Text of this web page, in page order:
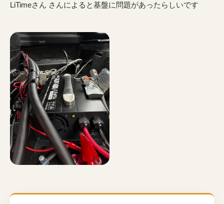
LiTimeさん さんによると基盤に問題があったらしいです